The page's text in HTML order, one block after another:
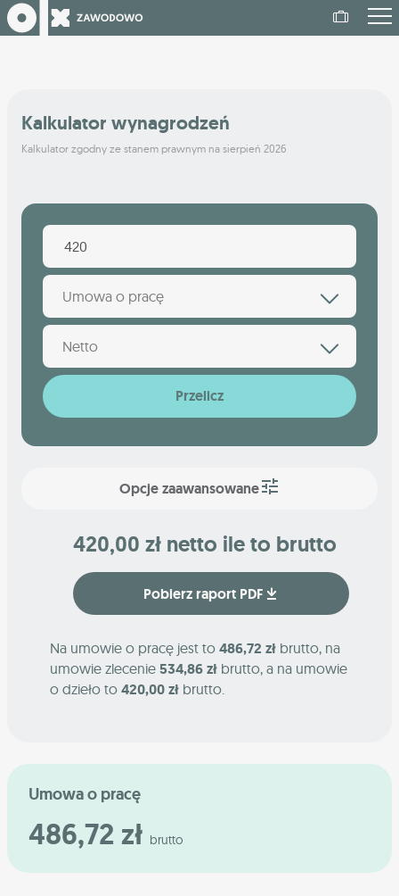
Kalkulator wynagrodzeń
Kalkulator zgodny ze stanem prawnym na sierpień 2026
Umowa o pracę
Netto
Przelicz
Opcje zaawansowane
420,00 zł netto ile to brutto
Pobierz raport PDF
Na umowie o pracę jest to 486,72 zł brutto, na
umowie zlecenie 534,86 zł brutto, a na umowie
o dzieło to 420,00 zł brutto.
Umowa o pracę
486,72 zł brutto